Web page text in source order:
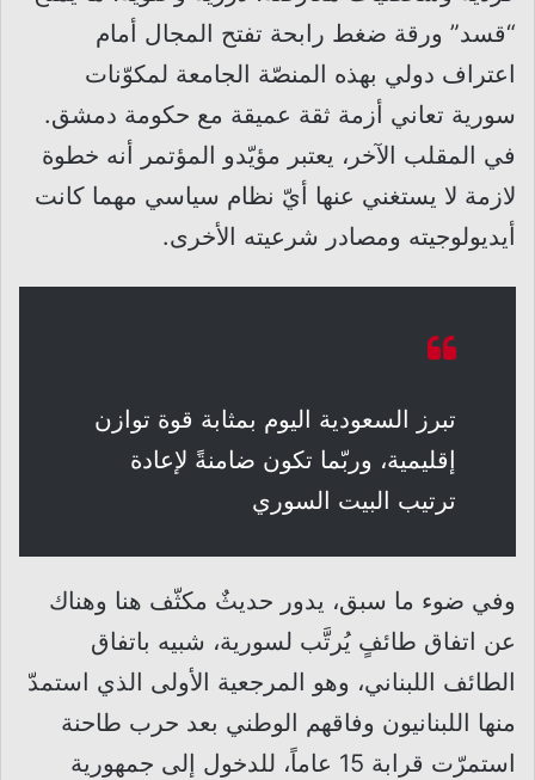
“قسد” ورقة ضغط رابحة تفتح المجال أمام
اعتراف دولي بهذه المنصّة الجامعة لمكوّنات
سورية تعاني أزمة ثقة عميقة مع حكومة دمشق.
في المقلب الآخر، يعتبر مؤيّدو المؤتمر أنه خطوة
لازمة لا يستغني عنها أيّ نظام سياسي مهما كانت
أيديولوجيته ومصادر شرعيته الأخرى.
تبرز السعودية اليوم بمثابة قوة توازن
إقليمية، وربّما تكون ضامنةً لإعادة
ترتيب البيت السوري
وفي ضوء ما سبق، يدور حديثٌ مكثّف هنا وهناك
عن اتفاق طائفٍ يُرتَّب لسورية، شبيه باتفاق
الطائف اللبناني، وهو المرجعية الأولى الذي استمدّ
منها اللبنانيون وفاقهم الوطني بعد حرب طاحنة
استمرّت قرابة 15 عاماً، للدخول إلى جمهورية